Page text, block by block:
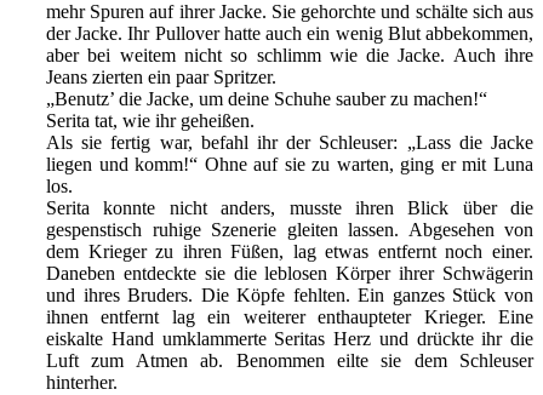
mehr Spuren auf ihrer Jacke. Sie gehorchte und schälte sich aus
der Jacke. Ihr Pullover hatte auch ein wenig Blut abbekommen,
aber bei weitem nicht so schlimm wie die Jacke. Auch ihre
Jeans zierten ein paar Spritzer.
„Benutz’ die Jacke, um deine Schuhe sauber zu machen!“
Serita tat, wie ihr geheißen.
Als sie fertig war, befahl ihr der Schleuser: „Lass die Jacke
liegen und komm!“ Ohne auf sie zu warten, ging er mit Luna
los.
Serita konnte nicht anders, musste ihren Blick über die
gespenstisch ruhige Szenerie gleiten lassen. Abgesehen von
dem Krieger zu ihren Füßen, lag etwas entfernt noch einer.
Daneben entdeckte sie die leblosen Körper ihrer Schwägerin
und ihres Bruders. Die Köpfe fehlten. Ein ganzes Stück von
ihnen entfernt lag ein weiterer enthaupteter Krieger. Eine
eiskalte Hand umklammerte Seritas Herz und drückte ihr die
Luft zum Atmen ab. Benommen eilte sie dem Schleuser
hinterher.